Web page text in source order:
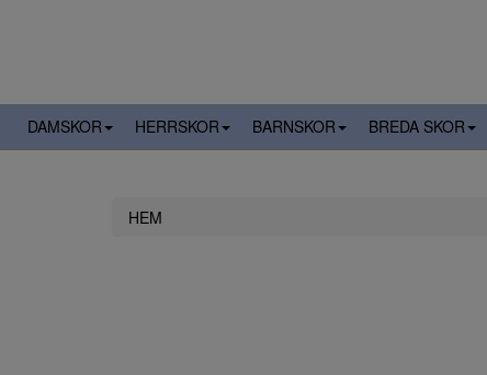
DAMSKOR HERRSKOR BARNSKOR BREDA SKOR
HEM